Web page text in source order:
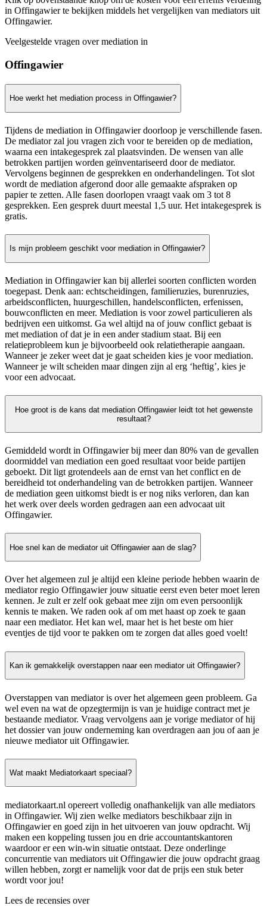
in Offingawier te bekijken middels het vergelijken van mediators uit
Offingawier.
Veelgestelde vragen over mediation in
Offingawier
Hoe werkt het mediation process in Offingawier?
Tijdens de mediation in Offingawier doorloop je verschillende fasen.
De mediator zal jou vragen zich voor te bereiden op de mediation,
waarna een intakegesprek zal plaatsvinden. De wensen van alle
betrokken partijen worden geïnventariseerd door de mediator.
Vervolgens beginnen de gesprekken en onderhandelingen. Tot slot
wordt de mediation afgerond door alle gemaakte afspraken op
papier te zetten. Alle fasen doorlopen vraagt vaak om 3 tot 8
gesprekken. Een gesprek duurt meestal 1,5 uur. Het intakegesprek is
gratis.
Is mijn probleem geschikt voor mediation in Offingawier?
Mediation in Offingawier kan bij allerlei soorten conflicten worden
toegepast. Denk aan: echtscheidingen, familieruzies, burenruzies,
arbeidsconflicten, huurgeschillen, handelsconflicten, erfenissen,
bouwconflicten en meer. Mediation is voor zowel particulieren als
bedrijven een uitkomst. Ga wel altijd na of jouw conflict gebaat is
met mediation of dat je in een ander stadium staat. Bij een
relatieprobleem kun je bijvoorbeeld ook relatietherapie aangaan.
Wanneer je zeker weet dat je gaat scheiden kies je voor mediation.
Wanneer je wilt scheiden maar dingen zijn al erg ‘heftig’, kies je
voor een advocaat.
Hoe groot is de kans dat mediation Offingawier leidt tot het gewenste
resultaat?
Gemiddeld wordt in Offingawier bij meer dan 80% van de gevallen
doormiddel van mediation een goed resultaat voor beide partijen
geboekt. Dit ligt grotendeels aan de ernst van het conflict en de
bereidheid tot onderhandeling van de betrokken partijen. Wanneer
de mediation geen uitkomst biedt is er nog niks verloren, dan kan
het werk over deels worden gedragen aan een advocaat uit
Offingawier.
Hoe snel kan de mediator uit Offingawier aan de slag?
Over het algemeen zul je altijd een kleine periode hebben waarin de
mediator regio Offingawier jouw situatie eerst even beter moet leren
kennen. Je zult er zelf ook gebaat mee zijn om even persoonlijk
kennis te maken. We raden ook af om met haast op zoek te gaan
naar een mediator. Het kan wel, maar het is het beste om hier
eventjes de tijd voor te pakken om te zorgen dat alles goed voelt!
Kan ik gemakkelijk overstappen naar een mediator uit Offingawier?
Overstappen van mediator is over het algemeen geen probleem. Ga
wel even na wat de opzegtermijn is van je huidige contract met je
bestaande mediator. Vraag vervolgens aan je vorige mediator of hij
het dossier van jouw onderneming kan overdragen aan jou of aan je
nieuwe mediator uit Offingawier.
Wat maakt Mediatorkaart speciaal?
mediatorkaart.nl opereert volledig onafhankelijk van alle mediators
in Offingawier. Wij zien welke mediators beschikbaar zijn in
Offingawier en goed zijn in het uitvoeren van jouw opdracht. Wij
maken een koppeling tussen jou en drie accountantskantoren
waardoor er een win-win situatie ontstaat. Deze onderlinge
concurrentie van mediators uit Offingawier die jouw opdracht graag
willen hebben, zorgt er namelijk voor dat de prijs een stuk beter
wordt voor jou!
Lees de recensies over